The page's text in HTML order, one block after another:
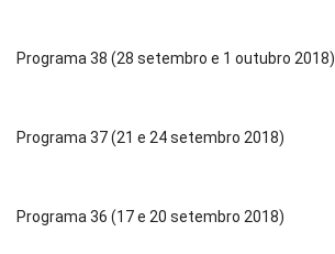
Programa 38 (28 setembro e 1 outubro 2018)
Programa 37 (21 e 24 setembro 2018)
Programa 36 (17 e 20 setembro 2018)